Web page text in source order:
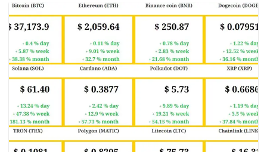
chiếm 11.77% tổng khối lượng giao dịch tiền điện tử
trong 24 giờ. Khối lượng giao dịch của...